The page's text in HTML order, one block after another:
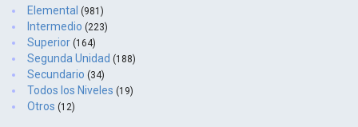
Elemental (981)
Intermedio (223)
Superior (164)
Segunda Unidad (188)
Secundario (34)
Todos los Niveles (19)
Otros (12)